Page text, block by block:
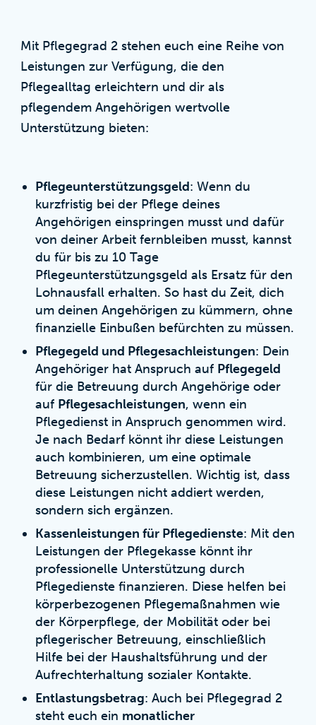
Mit Pflegegrad 2 stehen euch eine Reihe von
Leistungen zur Verfügung, die den
Pflegealltag erleichtern und dir als
pflegendem Angehörigen wertvolle
Unterstützung bieten:
Pflegeunterstützungsgeld: Wenn du
kurzfristig bei der Pflege deines
Angehörigen einspringen musst und dafür
von deiner Arbeit fernbleiben musst, kannst
du für bis zu 10 Tage
Pflegeunterstützungsgeld als Ersatz für den
Lohnausfall erhalten. So hast du Zeit, dich
um deinen Angehörigen zu kümmern, ohne
finanzielle Einbußen befürchten zu müssen.
Pflegegeld und Pflegesachleistungen: Dein
Angehöriger hat Anspruch auf Pflegegeld
für die Betreuung durch Angehörige oder
auf Pflegesachleistungen, wenn ein
Pflegedienst in Anspruch genommen wird.
Je nach Bedarf könnt ihr diese Leistungen
auch kombinieren, um eine optimale
Betreuung sicherzustellen. Wichtig ist, dass
diese Leistungen nicht addiert werden,
sondern sich ergänzen.
Kassenleistungen für Pflegedienste: Mit den
Leistungen der Pflegekasse könnt ihr
professionelle Unterstützung durch
Pflegedienste finanzieren. Diese helfen bei
körperbezogenen Pflegemaßnahmen wie
der Körperpflege, der Mobilität oder bei
pflegerischer Betreuung, einschließlich
Hilfe bei der Haushaltsführung und der
Aufrechterhaltung sozialer Kontakte.
Entlastungsbetrag: Auch bei Pflegegrad 2
steht euch ein monatlicher